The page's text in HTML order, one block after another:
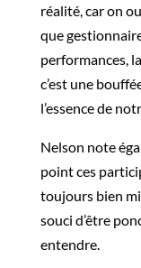
réalité, car on
que
performances,
c’est une
l’essence de
Nelson note
point ces
toujours bien
souci d’être
entendre.